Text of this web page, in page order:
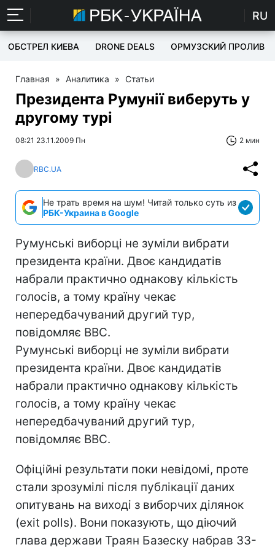
RU
ОБСТРЕЛ КИЕВА DRONE DEALS ОРМУЗСКИЙ ПРОЛИВ
Главная » Аналитика » Статьи
Президента Румунії виберуть у
другому турі
08:21 23.11.2009 Пн 2 мин
RBC.UA
Не трать время на шум! Читай только суть из
РБК-Украина в Google
Румунські виборці не зуміли вибрати
президента країни. Двоє кандидатів
набрали практично однакову кількість
голосів, а тому країну чекає
непередбачуваний другий тур,
повідомляє BBC.
Румунські виборці не зуміли вибрати
президента країни. Двоє кандидатів
набрали практично однакову кількість
голосів, а тому країну чекає
непередбачуваний другий тур,
повідомляє BBC.
Офіційні результати поки невідомі, проте
стали зрозумілі після публікації даних
опитувань на виході з виборчих ділянок
(exit polls). Вони показують, що діючий
глава держави Траян Базеску набрав 33-